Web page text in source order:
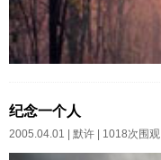
纪念一个人
2005.04.01 | 默许 | 1018次围观